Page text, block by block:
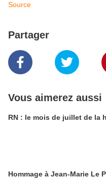
Source
Partager
Vous aimerez aussi
RN : le mois de juillet de la
Hommage à Jean-Marie Le